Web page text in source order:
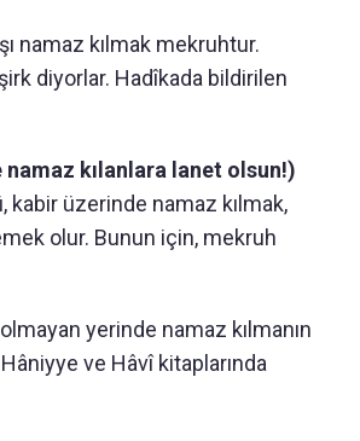
namaz kılmak mekruhtur.
diyorlar. Hadîkada bildirilen
kılanlara lanet olsun!)
kabir üzerinde namaz kılmak,
olur. Bunun için, mekruh
yerinde namaz kılmanın
ve Hâvî kitaplarında